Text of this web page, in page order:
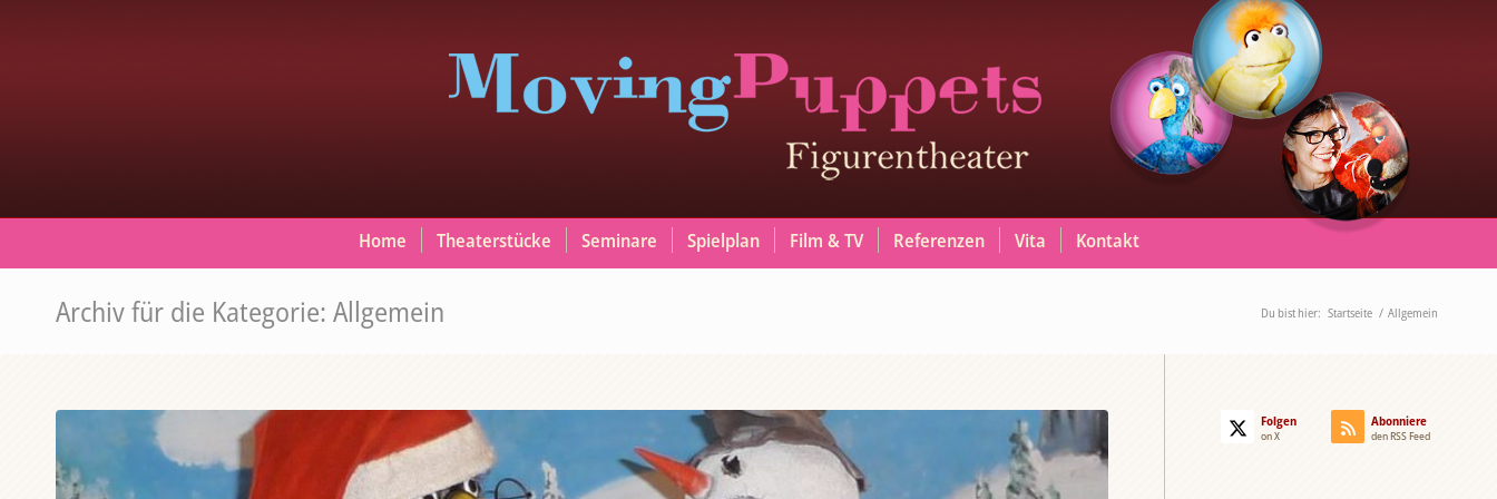
Home Theaterstücke Seminare Spielplan Film & TV Referenzen Vita Kontakt
Archiv für die Kategorie: Allgemein Du bist hier: Startseite / Allgemein
Folgen
on X
Abonniere
den RSS Feed